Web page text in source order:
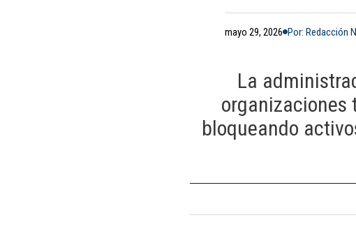
mayo 29, 2026 Por: Redacción
La
organizaciones
bloqueando